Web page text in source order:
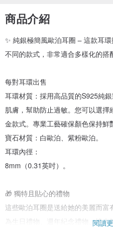
商品介紹
✨ 純銀極簡風歐泊耳圈 – 這款耳
不同的款式，非常適合多樣化的搭
每對耳環出售
耳環材質：採用高品質的S925純
肌膚，幫助防止過敏。您可以選
金款式。專業工藝確保顏色保持鮮
寶石材質：白歐泊、紫粉歐泊。
耳環內徑：
8mm（0.31英吋）。
🎁 獨特且貼心的禮物
這些歐泊耳圈是送給她的美麗而
為生日禮物、週年紀念禮物、情
閱讀